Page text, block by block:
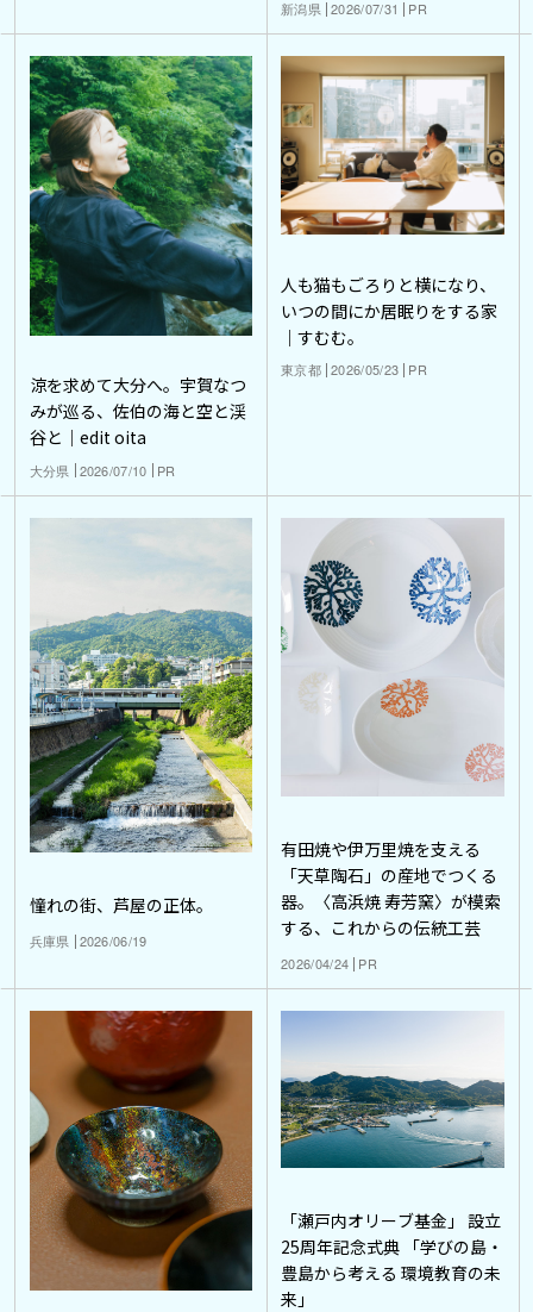
新潟県 2026/07/31 PR
涼を求めて大分へ。宇賀なつ
みが巡る、佐伯の海と空と渓
谷と｜edit oita
大分県 2026/07/10 PR
人も猫もごろりと横になり、
いつの間にか居眠りをする家
｜すむむ。
東京都 2026/05/23 PR
憧れの街、芦屋の正体。
兵庫県 2026/06/19
有田焼や伊万里焼を支える
「天草陶石」の産地でつくる
器。〈高浜焼 寿芳窯〉が模索
する、これからの伝統工芸
2026/04/24 PR
「瀬戸内オリーブ基金」 設立
25周年記念式典 「学びの島・
豊島から考える 環境教育の未
来」